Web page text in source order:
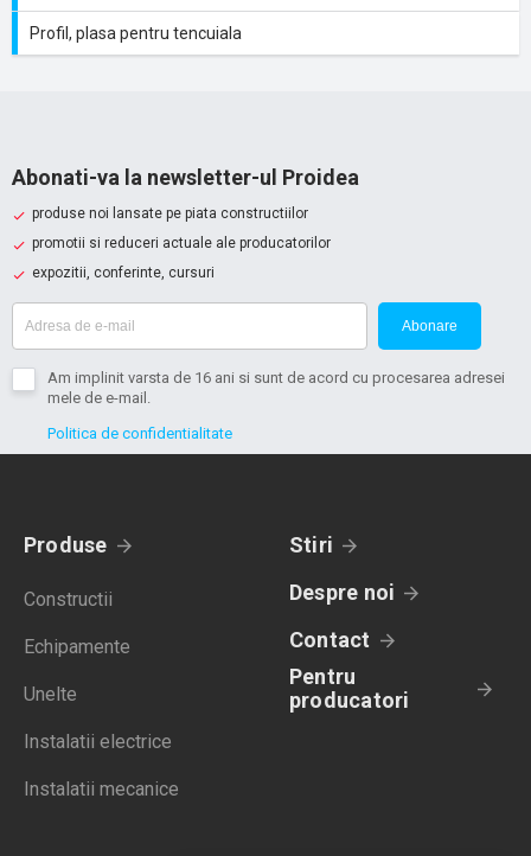
Profil, plasa pentru tencuiala
Abonati-va la newsletter-ul Proidea
produse noi lansate pe piata constructiilor
promotii si reduceri actuale ale producatorilor
expozitii, conferinte, cursuri
Abonare
Am implinit varsta de 16 ani si sunt de acord cu procesarea adresei
mele de e-mail.
Politica de confidentialitate
Produse
Constructii
Echipamente
Unelte
Instalatii electrice
Instalatii mecanice
Stiri
Despre noi
Contact
Pentru
producatori